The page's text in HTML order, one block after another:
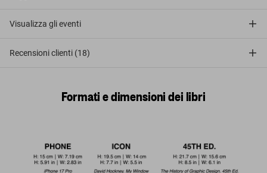
Visualizza gli eventi
Recensioni clienti (18)
Formati e dimensioni dei libri